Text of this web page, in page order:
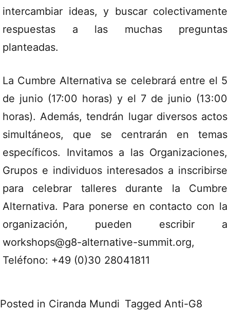
intercambiar ideas, y buscar colectivamente
respuestas a las muchas preguntas
planteadas.
La Cumbre Alternativa se celebrará entre el 5
de junio (17:00 horas) y el 7 de junio (13:00
horas). Además, tendrán lugar diversos actos
simultáneos, que se centrarán en temas
específicos. Invitamos a las Organizaciones,
Grupos e individuos interesados a inscribirse
para celebrar talleres durante la Cumbre
Alternativa. Para ponerse en contacto con la
organización, pueden escribir a
workshops@g8-alternative-summit.org,
Teléfono: +49 (0)30 28041811
Posted in Ciranda Mundi Tagged Anti-G8